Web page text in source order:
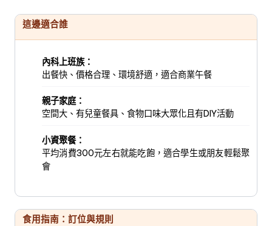
這邊適合誰
內科上班族：
出餐快、價格合理、環境舒適，適合商業午餐
親子家庭：
空間大、有兒童餐具、食物口味大眾化且有DIY活動
小資聚餐：
平均消費300元左右就能吃飽，適合學生或朋友輕鬆聚
會
食用指南：訂位與規則